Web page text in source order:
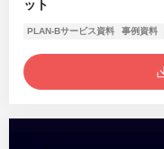
ット
PLAN-Bサービス資料 事例資料